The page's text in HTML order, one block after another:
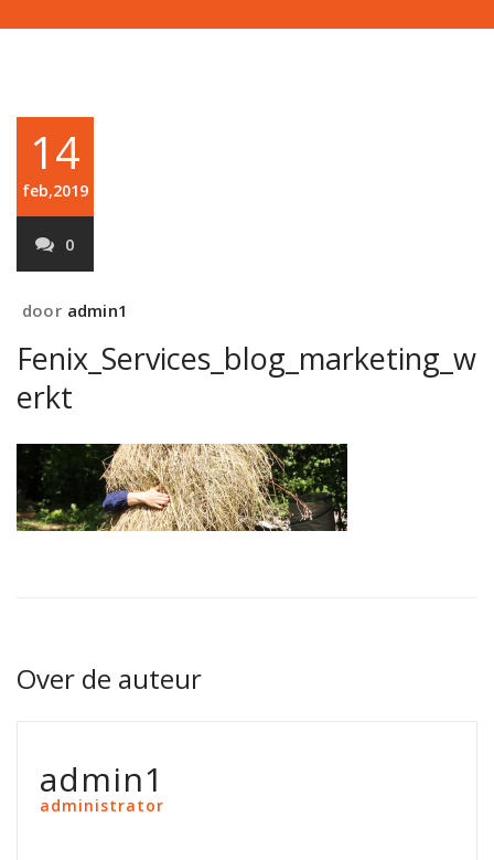
14
feb,2019
0
door admin1
Fenix_Services_blog_marketing_w
erkt
Over de auteur
admin1
administrator